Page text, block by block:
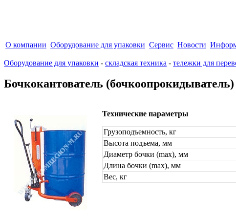
О компании Оборудование для упаковки Сервис Новости
Оборудование для упаковки - складская техника - тележки для
Бочкокантователь (бочкоопрокидыватель)
Технические параметры
Грузоподъемность, кг
Высота подъема, мм
Диаметр бочки (max), мм
Длина бочки (max), мм
Вес, кг